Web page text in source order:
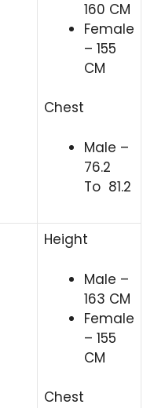
160 CM
Female
– 155
CM
Chest
Male –
76.2
To 81.2
Height
Male –
163 CM
Female
– 155
CM
Chest